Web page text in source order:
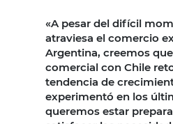
«A pesar del difícil
atraviesa el comercio
Argentina, creemos
comercial con Chile
tendencia de
experimentó en los
queremos estar